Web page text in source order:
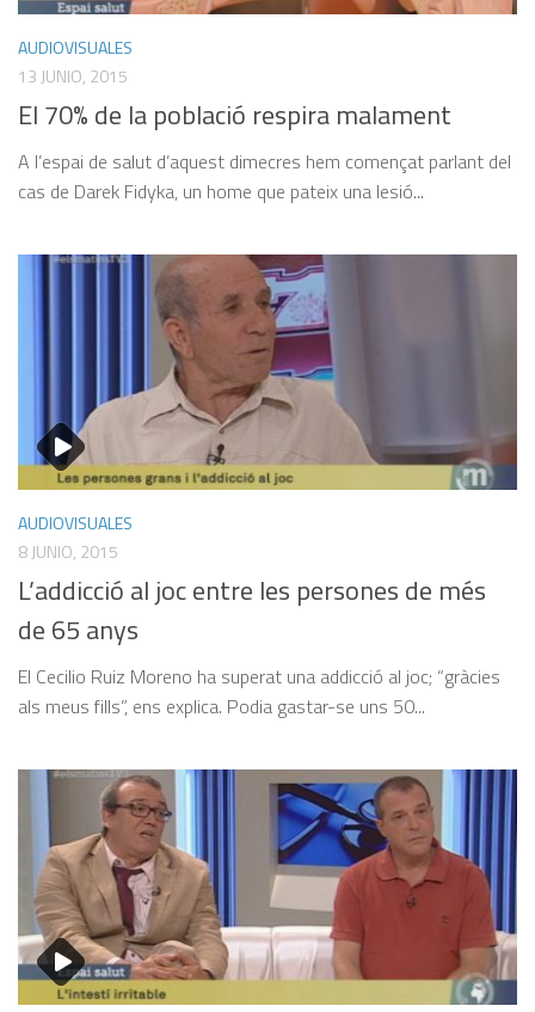
AUDIOVISUALES
13 JUNIO, 2015
El 70% de la població respira malament
A l’espai de salut d’aquest dimecres hem començat parlant del
cas de Darek Fidyka, un home que pateix una lesió...
AUDIOVISUALES
8 JUNIO, 2015
L’addicció al joc entre les persones de més
de 65 anys
El Cecilio Ruiz Moreno ha superat una addicció al joc; “gràcies
als meus fills”, ens explica. Podia gastar-se uns 50...